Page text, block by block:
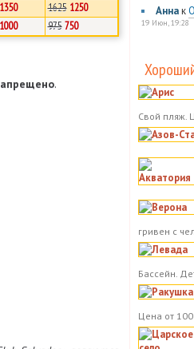
1350 1625 1250
1000 975 750
.
Аннак
19 Июн, 19:28
Свой пляж.
гривен с
Бассейн.
Цена от